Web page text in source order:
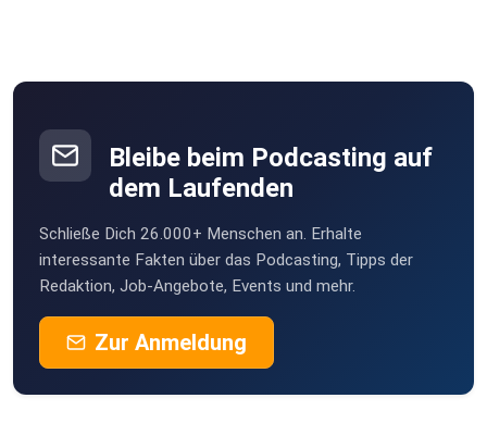
Bleibe beim Podcasting auf
dem Laufenden
Schließe Dich 26.000+ Menschen an. Erhalte
interessante Fakten über das Podcasting, Tipps der
Redaktion, Job-Angebote, Events und mehr.
Zur Anmeldung